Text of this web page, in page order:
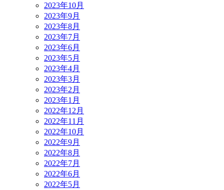
2023年10月
2023年9月
2023年8月
2023年7月
2023年6月
2023年5月
2023年4月
2023年3月
2023年2月
2023年1月
2022年12月
2022年11月
2022年10月
2022年9月
2022年8月
2022年7月
2022年6月
2022年5月